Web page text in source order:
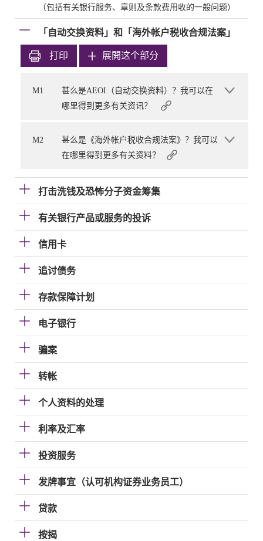
（包括有关银行服务、章则及条款费用收的一般问题）
「自动交换资料」和「海外帐户税收合规法案」
打印 展開这个部分
M1
甚么是AEOI（自动交换资料）？我可以在
哪里得到更多有关资讯？
M2
甚么是《海外帐户税收合规法案》？我可以
在哪里得到更多有关资料？
打击洗钱及恐怖分子资金筹集
有关银行产品或服务的投诉
信用卡
追讨债务
存款保障计划
电子银行
骗案
转帐
个人资料的处理
利率及汇率
投资服务
发牌事宜（认可机构证券业务员工）
贷款
按揭